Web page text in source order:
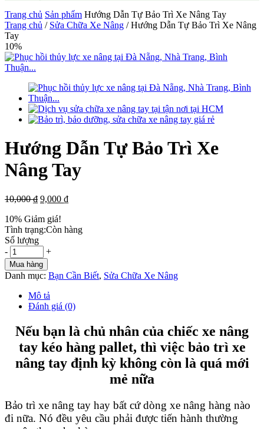
Trang chủ Sản phẩm Hướng Dẫn Tự Bảo Trì Xe Nâng Tay
Trang chủ / Sửa Chữa Xe Nâng / Hướng Dẫn Tự Bảo Trì Xe Nâng
Tay
10%
Hướng Dẫn Tự Bảo Trì Xe
Nâng Tay
10,000₫ 9,000 ₫
10% Giảm giá!
Tình trạng:Còn hàng
Số lượng
-
+
Mua hàng
Danh mục: Bạn Cần Biết, Sửa Chữa Xe Nâng
Mô tả
Đánh giá (0)
Nếu bạn là chủ nhân của chiếc xe nâng
tay kéo hàng pallet, thì việc bảo trì xe
nâng tay định kỳ không còn là quá mới
mẻ nữa
Bảo trì xe nâng tay hay bất cứ dòng xe nâng hàng nào
đi nữa. Nó đều yêu cầu phải được tiến hành thường